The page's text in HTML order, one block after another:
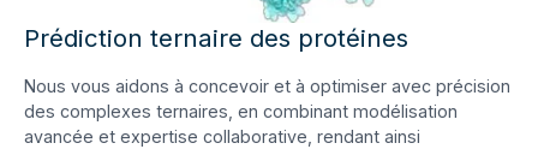
Prédiction ternaire des protéines
Nous vous aidons à concevoir et à optimiser avec précision
des complexes ternaires, en combinant modélisation
avancée et expertise collaborative, rendant ainsi